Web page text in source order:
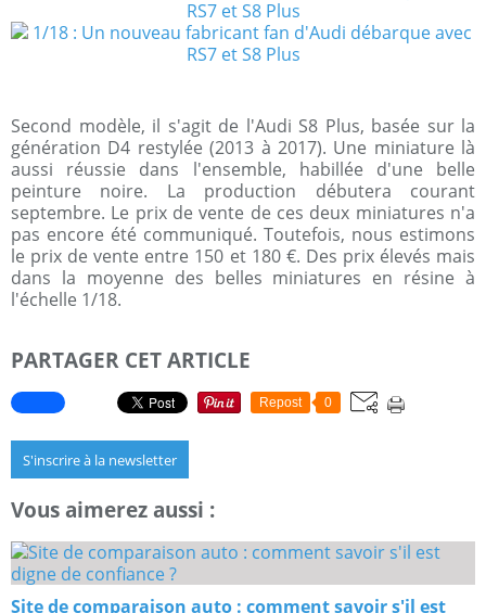
Second modèle, il s'agit de l'Audi S8 Plus, basée sur la
génération D4 restylée (2013 à 2017). Une miniature là
aussi réussie dans l'ensemble, habillée d'une belle
peinture noire. La production débutera courant
septembre. Le prix de vente de ces deux miniatures n'a
pas encore été communiqué. Toutefois, nous estimons
le prix de vente entre 150 et 180 €. Des prix élevés mais
dans la moyenne des belles miniatures en résine à
l'échelle 1/18.
PARTAGER CET ARTICLE
Repost 0
S'inscrire à la newsletter
Vous aimerez aussi :
Site de comparaison auto : comment savoir s'il est